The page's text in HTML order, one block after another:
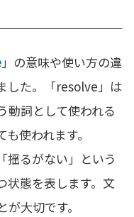
」の意味や使い方の違
した。「resolve」は
動詞として使われる
使われます。
揺るがない」という
状態を表します。文
大切です。